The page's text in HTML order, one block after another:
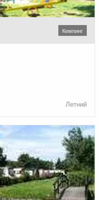
Кемпинг
Летний